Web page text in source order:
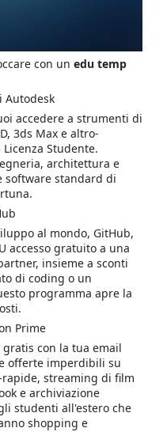
con un edu temp
Autodesk
accedere a strumenti di
3ds Max e altro-
Studente.
architettura e
software standard di
al mondo, GitHub,
accesso gratuito a una
insieme a sconti
di coding o un
programma apre la
Prime
gratis con la tua email
offerte imperdibili su
streaming di film
e archiviazione
studenti all'estero che
shopping e